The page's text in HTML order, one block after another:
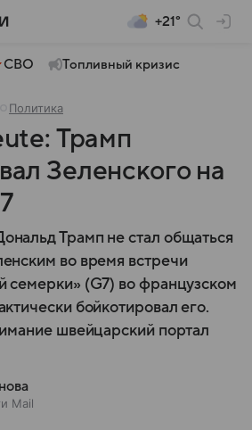
+21°
СВО Топливный кризис
Политика
Трамп
Зеленского на
Трамп не стал общаться
во время встречи
семерки» (G7) во французском
бойкотировал его.
швейцарский портал
Mail